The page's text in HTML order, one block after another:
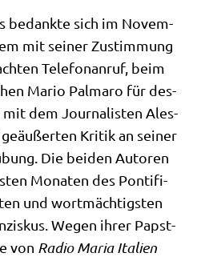
bedank­te sich im Novem­
mit sei­ner Zustim­mung
Tele­fon­an­ruf, beim
Mario Pal­ma­ro für des­
mit dem Jour­na­li­sten Ales­
Kri­tik an sei­ner
Die bei­den Autoren
Mona­ten des Pon­ti­fi­
und wort­mäch­tig­sten
Wegen ihrer Papst­
von Radio Maria Ita­li­en